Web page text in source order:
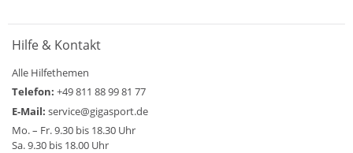
Hilfe & Kontakt
Alle Hilfethemen
Telefon: +49 811 88 99 81 77
E-Mail: service@gigasport.de
Mo. – Fr. 9.30 bis 18.30 Uhr
Sa. 9.30 bis 18.00 Uhr